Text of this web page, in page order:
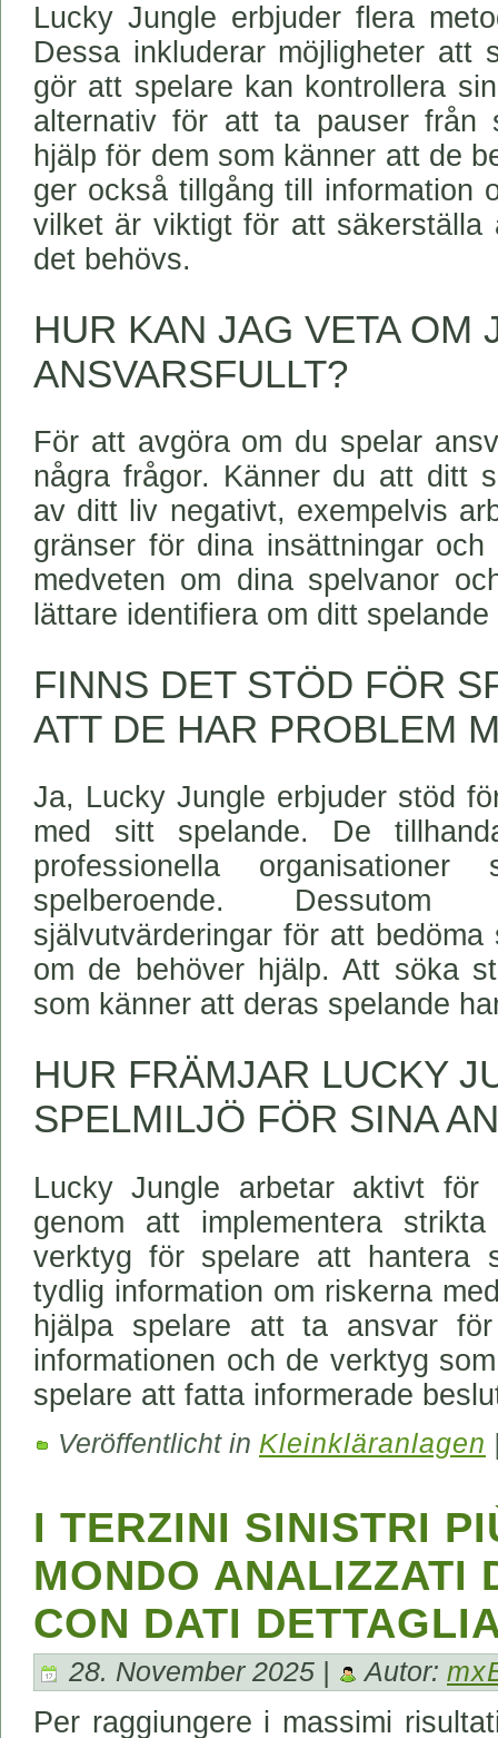
Lucky Jungle erbjuder flera
Dessa inkluderar möjligheter att
gör att spelare kan kontrollera
alternativ för att ta pauser från
hjälp för dem som känner att de
ger också tillgång till information
vilket är viktigt för att
det behövs.
HUR KAN JAG VETA OM
ANSVARSFULLT?
För att avgöra om du spelar
några frågor. Känner du att ditt
av ditt liv negativt, exempelvis
gränser för dina insättningar
medveten om dina spelvanor
lättare identifiera om ditt
FINNS DET STÖD FÖR
ATT DE HAR PROBLEM
Ja, Lucky Jungle erbjuder stöd
med sitt spelande. De
professionella
spelberoende.
självutvärderingar för att
om de behöver hjälp. Att söka
som känner att deras spelande
HUR FRÄMJAR LUCKY
SPELMILJÖ FÖR SINA
Lucky Jungle arbetar aktivt
genom att implementera
verktyg för spelare att hantera
tydlig information om riskerna
hjälpa spelare att ta ansvar
informationen och de verktyg
spelare att fatta informerade
Veröffentlicht in Kleinkläranlagen
I TERZINI SINISTRI
MONDO ANALIZZATI
CON DATI
28. November 2025 | Autor:
Per raggiungere i massimi